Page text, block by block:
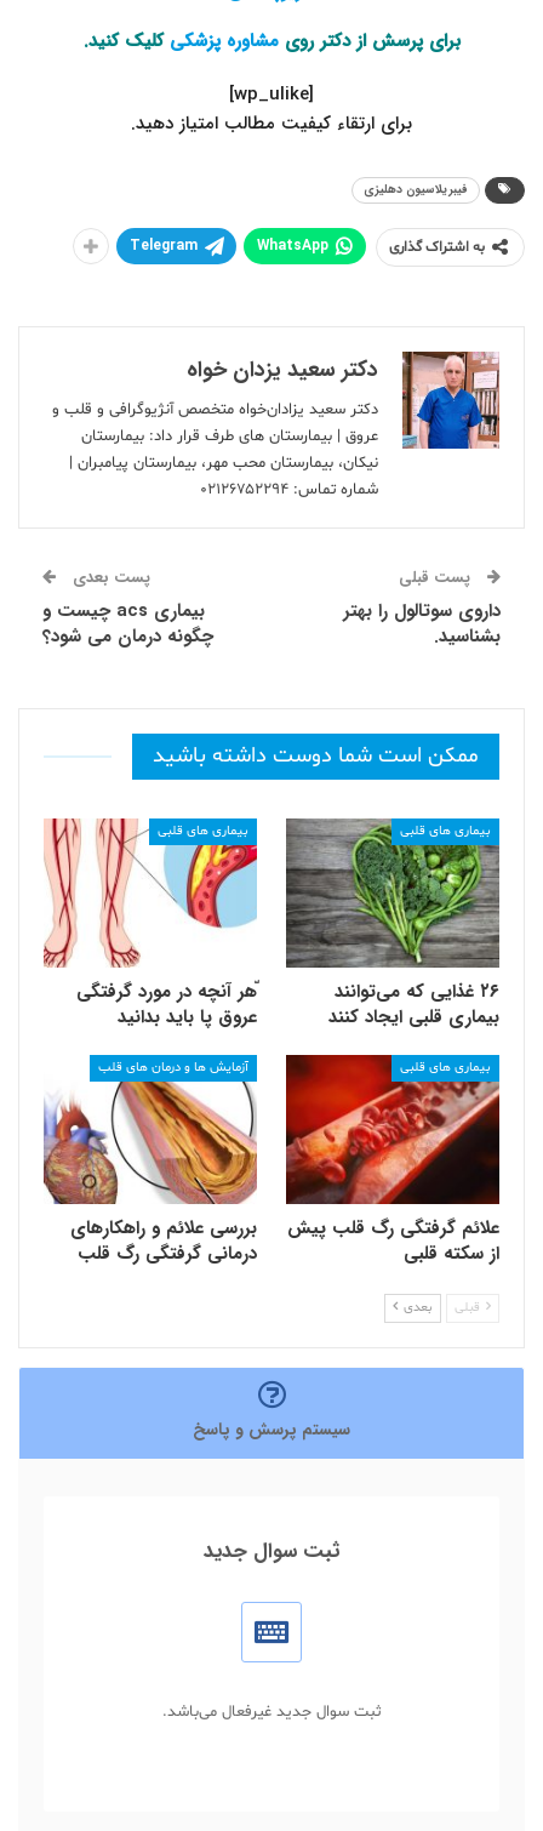
برای پرسش از دکتر رویمشاوره پزشکی کلیک کنید.
[wp_ulike]
.برای ارتقاء کیفیت مطالب امتیاز دهید
فیبریلاسیون دهلیزی
به اشتراک گذاری WhatsApp
Telegram
دکتر سعید یزدان خواه
دکتر سعید یزادان‌خواه متخصص آنژیوگرافی و قلب و
عروق | بیمارستان های طرف قرار داد: بیمارستان
نیکان، بیمارستان محب مهر، بیمارستان پیامبران |
شماره تماس: ۰۲۱۲۶۷۵۲۲۹۴
پست قبلی
داروی سوتالول را بهتر
بشناسید.
پست بعدی
بیماری acs چیست و
چگونه درمان می شود؟
ممکن است شما دوست داشته باشید
بیماری های قلبی
۲۶ غذایی که می‌توانند
بیماری قلبی ایجاد کنند
بیماری های قلبی
ّهر آنچه در مورد گرفتگی
عروق پا باید بدانید
بیماری های قلبی
علائم گرفتگی رگ قلب پیش
از سکته قلبی
آزمایش ها و درمان های قلب
بررسی علائم و راهکارهای
درمانی گرفتگی رگ قلب
قبلی بعدی
سیستم پرسش و پاسخ
ثبت سوال جدید
ثبت سوال جدید غیرفعال می‌باشد.